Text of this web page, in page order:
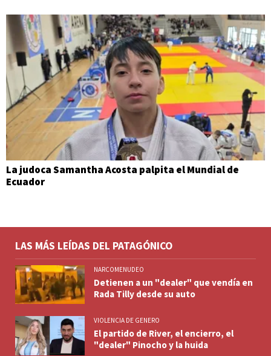
La judoca Samantha Acosta palpita el Mundial de
Ecuador
LAS MÁS LEÍDAS DEL PATAGÓNICO
NARCOMENUDEO
Detienen a un "dealer" que vendía en
Rada Tilly desde su auto
VIOLENCIA DE GENERO
El partido de River, el encierro, el
"dealer" Pinocho y la huida